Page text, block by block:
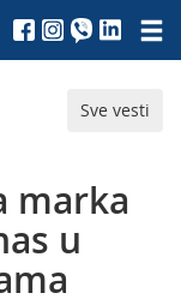
Sve vesti
marka
u